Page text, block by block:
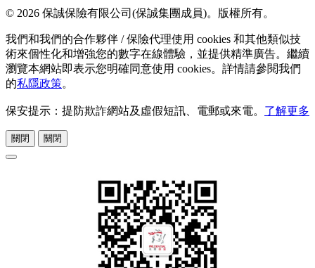
© 2026 保誠保險有限公司(保誠集團成員)。版權所有。
我們和我們的合作夥伴 / 保險代理使用 cookies 和其他類似技
術來個性化和增強您的數字在線體驗，並提供精準廣告。繼續
瀏覽本網站即表示您明確同意使用 cookies。詳情請參閱我們
的私隱政策。
保安提示：提防欺詐網站及虛假短訊、電郵或來電。 了解更多
關閉 關閉